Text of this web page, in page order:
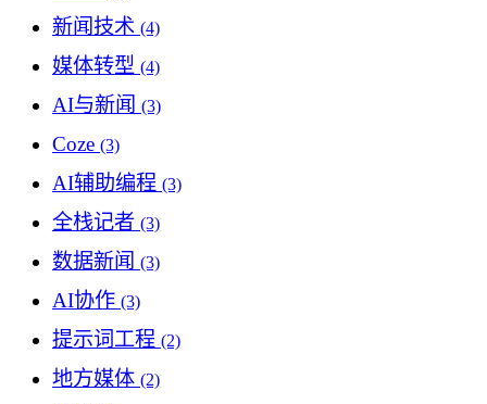
新闻技术 (4)
媒体转型 (4)
AI与新闻 (3)
Coze (3)
AI辅助编程 (3)
全栈记者 (3)
数据新闻 (3)
AI协作 (3)
提示词工程 (2)
地方媒体 (2)